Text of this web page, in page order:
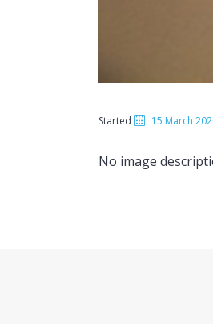
Started 15 March
No image